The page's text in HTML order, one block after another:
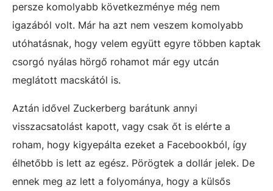
persze komolyabb következménye még nem
igazából volt. Már ha azt nem veszem komolyabb
utóhatásnak, hogy velem együtt egyre többen kaptak
csorgó nyálas hörgő rohamot már egy utcán
meglátott macskától is.
Aztán idővel Zuckerberg barátunk annyi
visszacsatolást kapott, vagy csak őt is elérte a
roham, hogy kigyepálta ezeket a Facebookból, így
élhetőbb is lett az egész. Pörögtek a dollár jelek. De
ennek meg az lett a folyománya, hogy a külsős